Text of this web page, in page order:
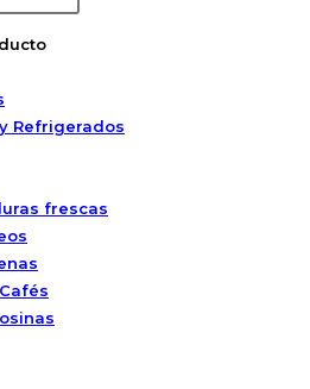
Refrigerados
frescas